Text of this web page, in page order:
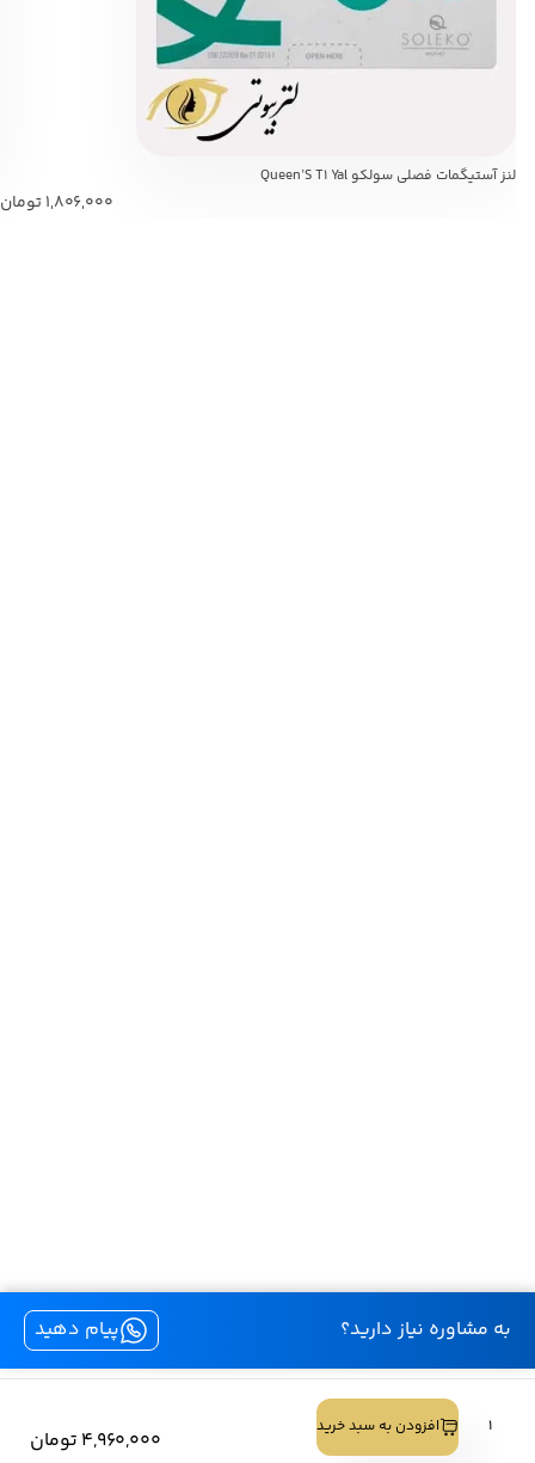
4,960,000 تومان
آستیگمات
افزودن به سبد خرید
لنز آستیگمات فصلی سولکو Queen’S T1 Yal
1,806,000تومان
به مشاوره نیاز دارید؟ پیام دهید
کليه حقوق اين سايت متعلق به لنز بیوتی است.
lens-beauty.ir - 2025 © Copyright